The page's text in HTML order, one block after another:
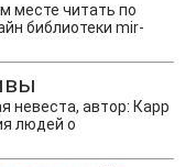
месте читать по
библиотеки mir-
невеста, автор: Карр
людей о